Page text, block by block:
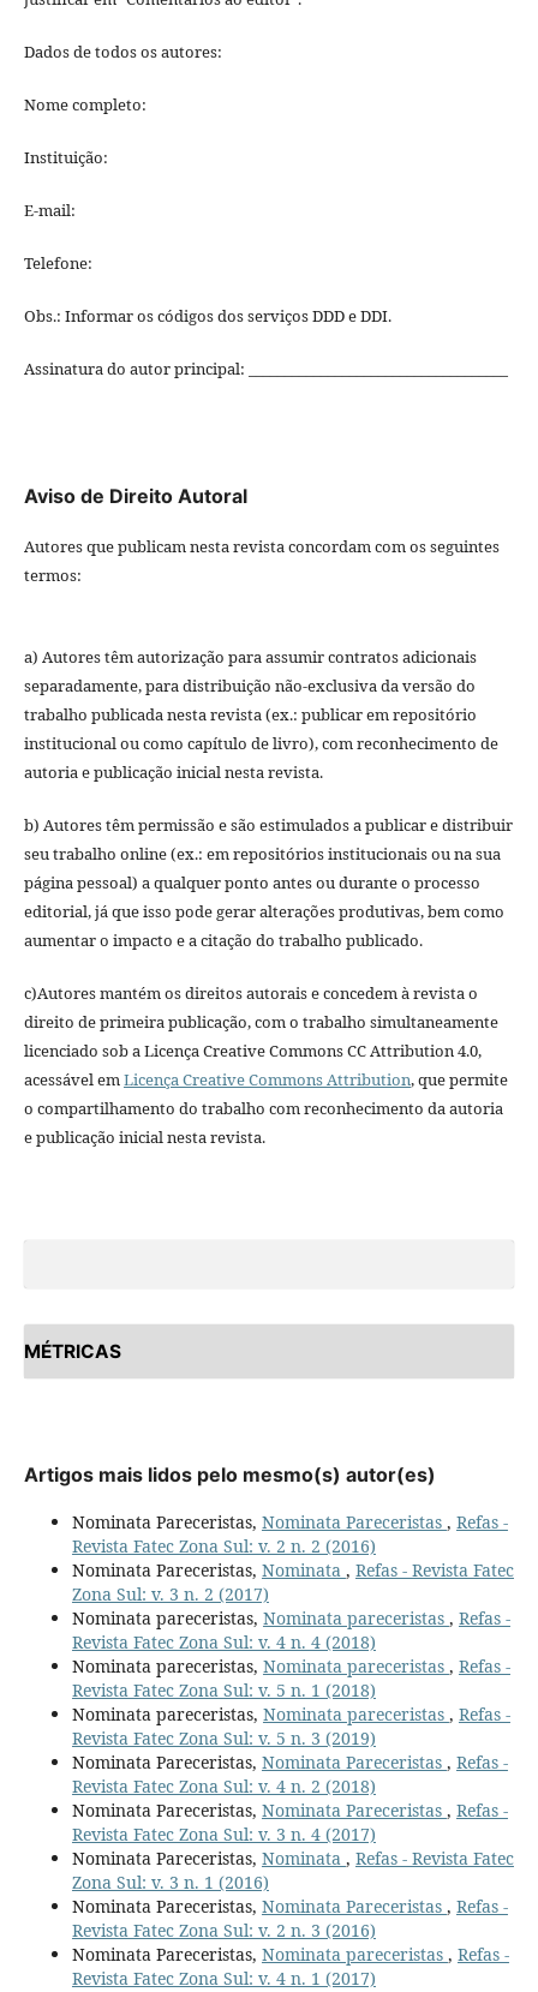
Dados de todos os autores:
Nome completo:
Instituição:
E-mail:
Telefone:
Obs.: Informar os códigos dos serviços DDD e DDI.
Assinatura do autor principal: ____________________________________
Aviso de Direito Autoral
Autores que publicam nesta revista concordam com os seguintes
termos:
a) Autores têm autorização para assumir contratos adicionais
separadamente, para distribuição não-exclusiva da versão do
trabalho publicada nesta revista (ex.: publicar em repositório
institucional ou como capítulo de livro), com reconhecimento de
autoria e publicação inicial nesta revista.
b) Autores têm permissão e são estimulados a publicar e distribuir
seu trabalho online (ex.: em repositórios institucionais ou na sua
página pessoal) a qualquer ponto antes ou durante o processo
editorial, já que isso pode gerar alterações produtivas, bem como
aumentar o impacto e a citação do trabalho publicado.
c)Autores mantém os direitos autorais e concedem à revista o
direito de primeira publicação, com o trabalho simultaneamente
licenciado sob a Licença Creative Commons CC Attribution 4.0,
acessável emLicença Creative Commons Attribution, que permite
o compartilhamento do trabalho com reconhecimento da autoria
e publicação inicial nesta revista.
MÉTRICAS
Artigos mais lidos pelo mesmo(s) autor(es)
Nominata Pareceristas, Nominata Pareceristas , Refas -
Revista Fatec Zona Sul: v. 2 n. 2 (2016)
Nominata Pareceristas, Nominata , Refas - Revista Fatec
Zona Sul: v. 3 n. 2 (2017)
Nominata pareceristas, Nominata pareceristas , Refas -
Revista Fatec Zona Sul: v. 4 n. 4 (2018)
Nominata pareceristas, Nominata pareceristas , Refas -
Revista Fatec Zona Sul: v. 5 n. 1 (2018)
Nominata pareceristas, Nominata pareceristas , Refas -
Revista Fatec Zona Sul: v. 5 n. 3 (2019)
Nominata Pareceristas, Nominata Pareceristas , Refas -
Revista Fatec Zona Sul: v. 4 n. 2 (2018)
Nominata Pareceristas, Nominata Pareceristas , Refas -
Revista Fatec Zona Sul: v. 3 n. 4 (2017)
Nominata Pareceristas, Nominata , Refas - Revista Fatec
Zona Sul: v. 3 n. 1 (2016)
Nominata Pareceristas, Nominata Pareceristas , Refas -
Revista Fatec Zona Sul: v. 2 n. 3 (2016)
Nominata Pareceristas, Nominata pareceristas , Refas -
Revista Fatec Zona Sul: v. 4 n. 1 (2017)